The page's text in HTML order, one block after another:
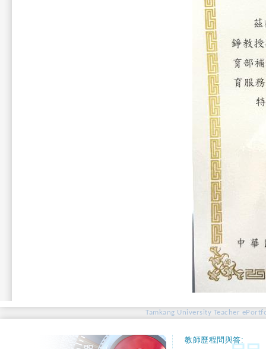
Tamkang University Teacher
教師歷程問與答: